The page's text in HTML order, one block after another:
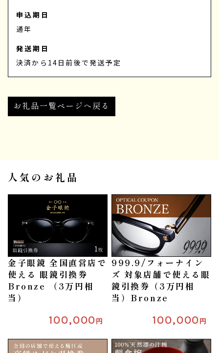
申込期日
通年
発送期日
決済から14日前後で発送予定
お礼品一覧ページへ戻る
人気のお礼品
金子眼鏡 全国直営店で
使える 眼鏡引換券
Bronze （3万円相
当）
100,000円
999.9/フォーナイン
ズ 対象店舗で使える眼
鏡引換券（3万円相
当）Bronze
100,000円